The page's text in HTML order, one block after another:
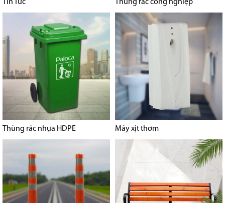
Tin Tức Thùng rác công nghiệp
Thùng rác nhựa HDPE Máy xịt thơm